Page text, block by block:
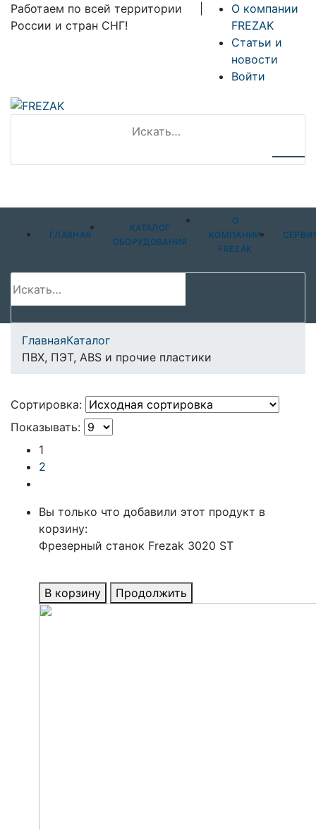
Работаем по всей территории
России и стран СНГ!
О компании
FREZAK
Статьи и
новости
Войти
ГЛАВНАЯ
КАТАЛОГ
ОБОРУДОВАНИЯ
О
КОМПАНИИ
FREZAK
ГлавнаяКаталог
ПВХ, ПЭТ, ABS и прочие пластики
Сортировка:
Показывать:
1
2
Вы только что добавили этот продукт в
корзину:
Фрезерный станок Frezak 3020 ST
В корзину Продолжить